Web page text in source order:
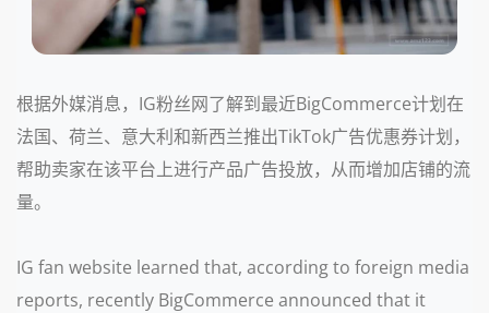
根据外媒消息，IG粉丝网了解到最近BigCommerce计划在
法国、荷兰、意大利和新西兰推出TikTok广告优惠券计划，
帮助卖家在该平台上进行产品广告投放，从而增加店铺的流
量。
IG fan website learned that, according to foreign media
reports, recently BigCommerce announced that it